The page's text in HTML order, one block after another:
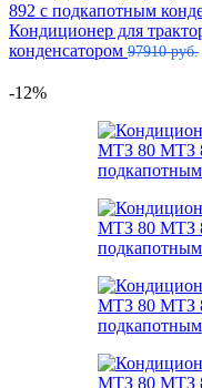
Кондиционер для
конденсатором 97910руб.
-12%